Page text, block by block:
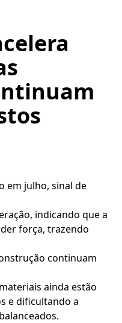
em julho, sinal de
indicando que a
força, trazendo
continuam
ainda estão
e dificultando a